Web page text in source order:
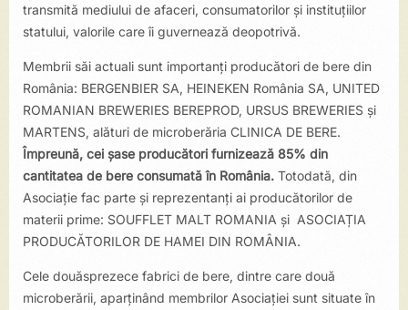
transmită mediului de afaceri, consumatorilor și instituţiilor
statului, valorile care îi guvernează deopotrivă.
Membrii săi actuali sunt importanți producători de bere din
România: BERGENBIER SA, HEINEKEN România SA, UNITED
ROMANIAN BREWERIES BEREPROD, URSUS BREWERIES și
MARTENS, alături de microberăria CLINICA DE BERE.
Împreună, cei șase producători furnizează 85% din
cantitatea de bere consumată în România. Totodată, din
Asociație fac parte și reprezentanți ai producătorilor de
materii prime: SOUFFLET MALT ROMANIA și ASOCIAȚIA
PRODUCĂTORILOR DE HAMEI DIN ROMÂNIA.
Cele douăsprezece fabrici de bere, dintre care două
microberării, aparținând membrilor Asociației sunt situate în